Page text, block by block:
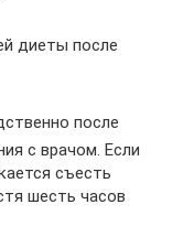
диеты после
после
с врачом. Если
съесть
шесть часов